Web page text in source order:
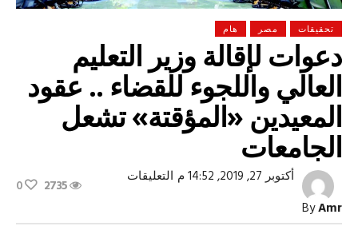
تحقيقات مصر هام
دعوات لإقالة وزير التعليم
العالي واللجوء للقضاء .. عقود
المعيدين «المؤقتة» تشعل
الجامعات
ByAmr
أكتوبر 27, 2019, 14:52 م التعليقاتعلى
التعليم
2735
0